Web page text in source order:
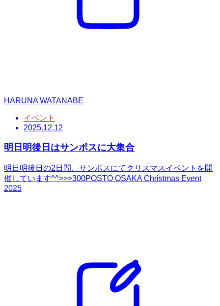
HARUNA WATANABE
イベント
2025.12.12
明日明後日はサンポスに大集合
明日明後日の2日間、サンポスにてクリスマスイベントを開
催しています^^>>>300POSTO OSAKA Christmas Event
2025